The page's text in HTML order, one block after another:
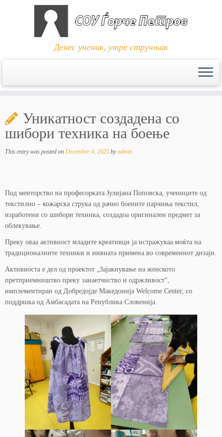
content
Денес ученик, утре стручњак
Уникатност создадена со
шибори техника на боење
This entry was posted on December 4, 2025 byadmin
Под менторство на професорката Јулијана Поповска, учениците од
текстилно – кожарска струка од рачно боените парчиња текстил,
изработени со шибори техника, создадоа оригинален предмет за
облекување.
Преку оваа активност младите креативци ја истражуваа моќта на
традиционалните техники и нивната примена во современиот дизајн.
Активноста е дел од проектот „Зајакнување на женското
претприемништво преку занаетчиство и одржливост“,
имплементиран од Добредојде Македонија Welcome Center, со
поддршка од Амбасадата на Република Словенија.